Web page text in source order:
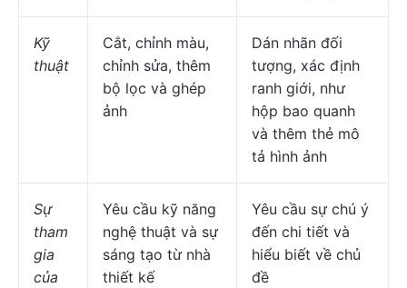
Kỹ
thuật
Cắt, chỉnh màu,
chỉnh sửa, thêm
bộ lọc và ghép
ảnh
Dán nhãn đối
tượng, xác định
ranh giới, như
hộp bao quanh
và thêm thẻ mô
tả hình ảnh
Sự
tham
gia
của
Yêu cầu kỹ năng
nghệ thuật và sự
sáng tạo từ nhà
thiết kế
Yêu cầu sự chú ý
đến chi tiết và
hiểu biết về chủ
đề